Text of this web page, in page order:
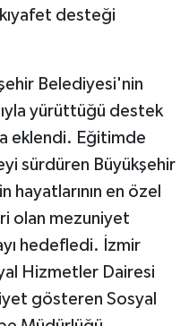
desteği
Belediyesi'nin
yürüttüğü destek
eklendi. Eğitimde
sürdüren Büyükşehir
hayatlarının en özel
olan mezuniyet
hedefledi. İzmir
Hizmetler Dairesi
gösteren Sosyal